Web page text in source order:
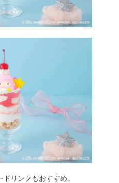
リンクもおすすめ。